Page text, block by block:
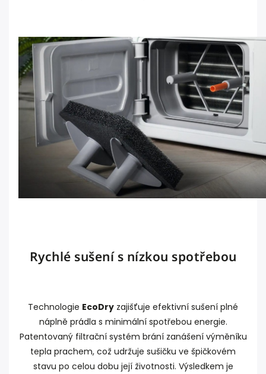
Rychlé sušení s nízkou spotřebou
Technologie EcoDry zajišťuje efektivní sušení plné
náplně prádla s minimální spotřebou energie.
Patentovaný filtrační systém brání zanášení výměníku
tepla prachem, což udržuje sušičku ve špičkovém
stavu po celou dobu její životnosti. Výsledkem je